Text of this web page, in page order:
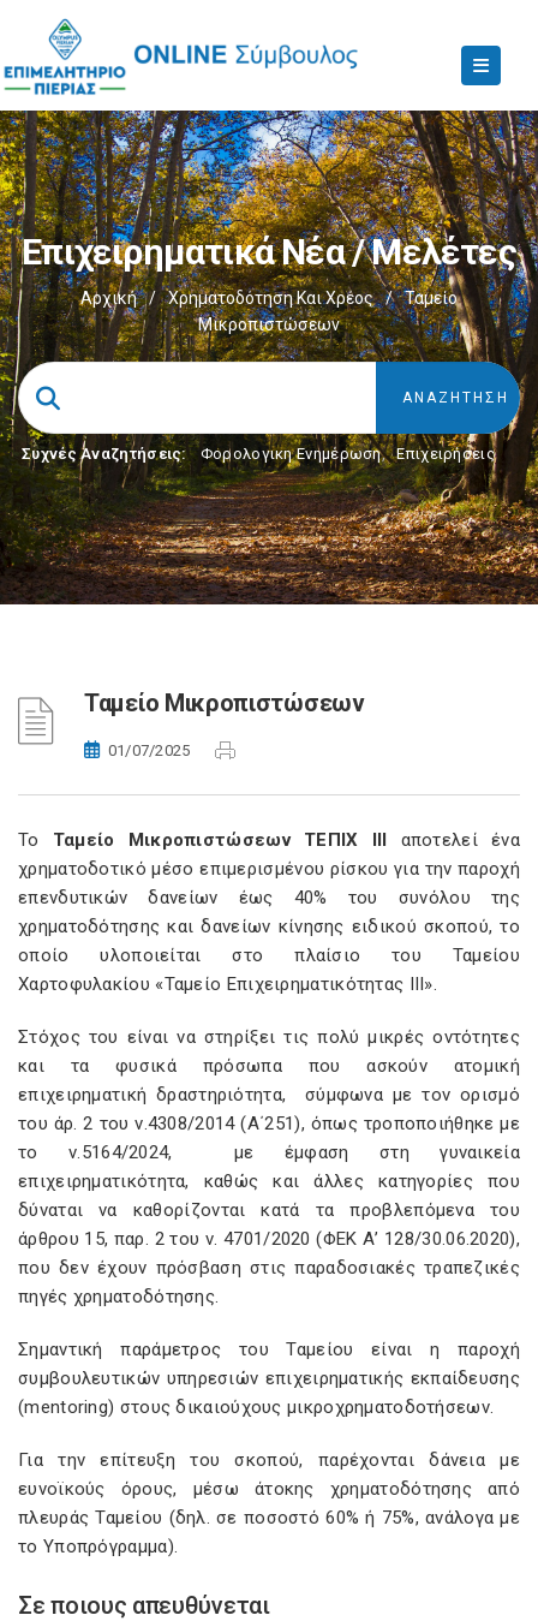
Επιχειρηματικά Νέα / Μελέτες
Αρχική / Χρηματοδότηση Και Χρέος /
Ταμείο
Μικροπιστώσεων
Συχνές Αναζητήσεις: Φορολογικη Ενημέρωση, Επιχειρήσεις
Ταμείο Μικροπιστώσεων
01/07/2025
Το Ταμείο Μικροπιστώσεων ΤΕΠΙΧ ΙΙΙ αποτελεί ένα
χρηματοδοτικό μέσο επιμερισμένου ρίσκου για την παροχή
επενδυτικών δανείων έως 40% του συνόλου της
χρηματοδότησης και δανείων κίνησης ειδικού σκοπού, το
οποίο υλοποιείται στο πλαίσιο του Ταμείου
Χαρτοφυλακίου «Ταμείο Επιχειρηματικότητας ΙΙΙ».
Στόχος του είναι να στηρίξει τις πολύ μικρές οντότητες
και τα φυσικά πρόσωπα που ασκούν ατομική
επιχειρηματική δραστηριότητα, σύμφωνα με τον ορισμό
του άρ. 2 του ν.4308/2014 (Α΄251), όπως τροποποιήθηκε με
το ν.5164/2024, με έμφαση στη γυναικεία
επιχειρηματικότητα, καθώς και άλλες κατηγορίες που
δύναται να καθορίζονται κατά τα προβλεπόμενα του
άρθρου 15, παρ. 2 του ν. 4701/2020 (ΦΕΚ Α’ 128/30.06.2020),
που δεν έχουν πρόσβαση στις παραδοσιακές τραπεζικές
πηγές χρηματοδότησης.
Σημαντική παράμετρος του Ταμείου είναι η παροχή
συμβουλευτικών υπηρεσιών επιχειρηματικής εκπαίδευσης
(mentoring) στους δικαιούχους μικροχρηματοδοτήσεων.
Για την επίτευξη του σκοπού, παρέχονται δάνεια με
ευνοϊκούς όρους, μέσω άτοκης χρηματοδότησης από
πλευράς Ταμείου (δηλ. σε ποσοστό 60% ή 75%, ανάλογα με
το Υποπρόγραμμα).​​​
Σε ποιους απευθύνεται